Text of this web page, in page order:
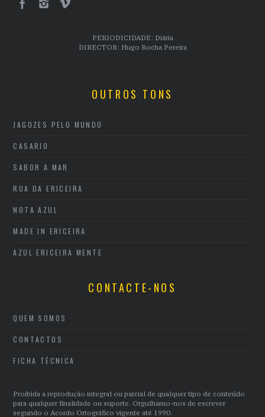
PERIODICIDADE: Diária
DIRECTOR: Hugo Rocha Pereira
OUTROS TONS
JAGOZES PELO MUNDO
CASARIO
SABOR A MAR
RUA DA ERICEIRA
NOTA AZUL
MADE IN ERICEIRA
AZUL ERICEIRA MENTE
CONTACTE-NOS
QUEM SOMOS
CONTACTOS
FICHA TÉCNICA
Proibida a reprodução integral ou parcial de qualquer tipo de conteúdo
para qualquer finalidade ou suporte. Orgulhamo-nos de escrever
segundo o Acordo Ortográfico vigente até 1990.